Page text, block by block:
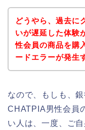
どうやら、過去に
いが遅延した体験
性会員の商品を購
ードエラーが発生
なので、もしも、
CHATPIA男性会員
い人は、一度、ご